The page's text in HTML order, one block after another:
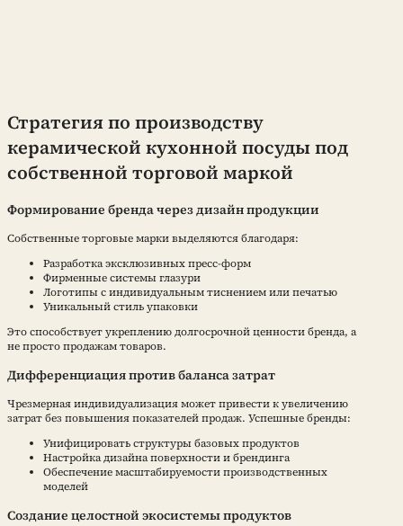
Стратегия по производству
керамической кухонной посуды под
собственной торговой маркой
Формирование бренда через дизайн продукции
Собственные торговые марки выделяются благодаря:
Разработка эксклюзивных пресс-форм
Фирменные системы глазури
Логотипы с индивидуальным тиснением или печатью
Уникальный стиль упаковки
Это способствует укреплению долгосрочной ценности бренда, а
не просто продажам товаров.
Дифференциация против баланса затрат
Чрезмерная индивидуализация может привести к увеличению
затрат без повышения показателей продаж. Успешные бренды:
Унифицировать структуры базовых продуктов
Настройка дизайна поверхности и брендинга
Обеспечение масштабируемости производственных
моделей
Создание целостной экосистемы продуктов